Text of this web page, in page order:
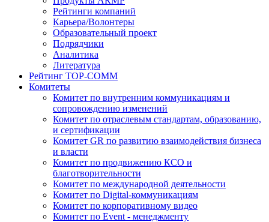
Рейтинги компаний
Карьера/Волонтеры
Образовательный проект
Подрядчики
Аналитика
Литература
Рейтинг TOP-COMM
Комитеты
Комитет по внутренним коммуникациям и
сопровождению изменений
Комитет по отраслевым стандартам, образованию,
и сертификации
Комитет GR по развитию взаимодействия бизнеса
и власти
Комитет по продвижению КСО и
благотворительности
Комитет по международной деятельности
Комитет по Digital-коммуникациям
Комитет по корпоративному видео
Комитет по Event - менеджменту